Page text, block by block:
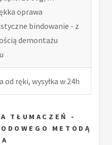
oprawa
bindowanie - z
demontażu
od ręki, wysyłka w 24h
TŁUMACZEŃ -
METODĄ